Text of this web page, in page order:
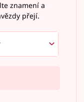
znamení a
přejí.